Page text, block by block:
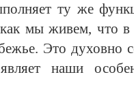
ту же
мы живем, что
Это духовно
наши